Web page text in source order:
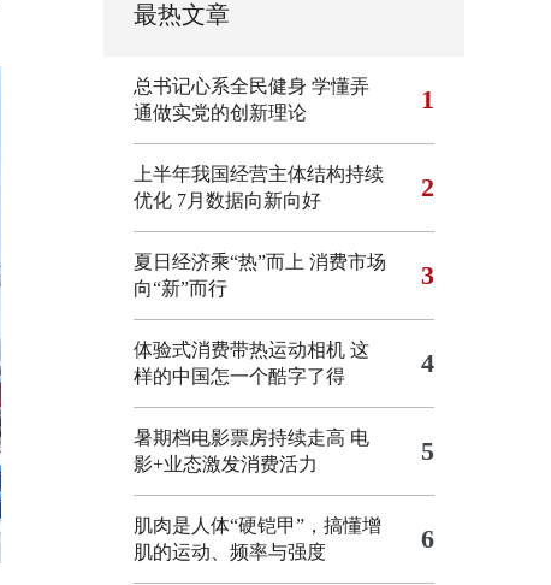
最热文章
总书记心系全民健身 学懂弄
通做实党的创新理论
1
上半年我国经营主体结构持续
优化 7月数据向新向好 2
夏日经济乘“热”而上 消费市场
向“新”而行
3
体验式消费带热运动相机 这
样的中国怎一个酷字了得
4
暑期档电影票房持续走高 电
影+业态激发消费活力
5
肌肉是人体“硬铠甲”，搞懂增
肌的运动、频率与强度
6